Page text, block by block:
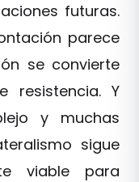
futuras.
parece
se convierte
resistencia. Y
y muchas
sigue
viable para